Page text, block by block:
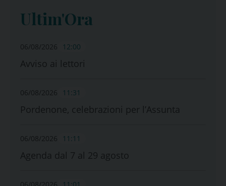
Ultim'Ora
06/08/2026 12:00
Avviso ai lettori
06/08/2026 11:31
Pordenone, celebrazioni per l’Assunta
06/08/2026 11:11
Agenda dal 7 al 29 agosto
06/08/2026 11:01